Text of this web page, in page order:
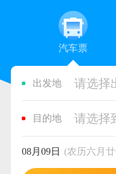
汽车票
出发地 请选择
目的地 请选择
08月09日 (农历六月